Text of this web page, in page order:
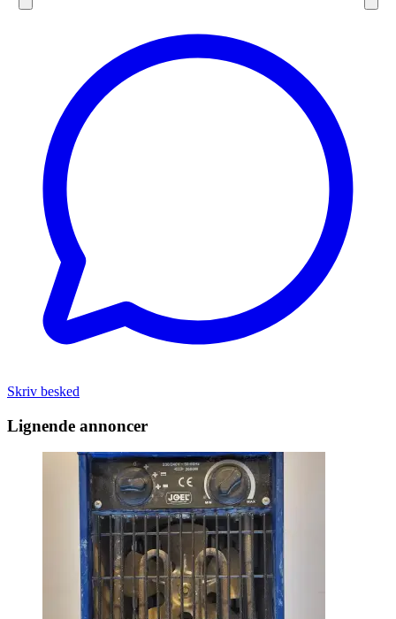
Skriv besked
Lignende annoncer